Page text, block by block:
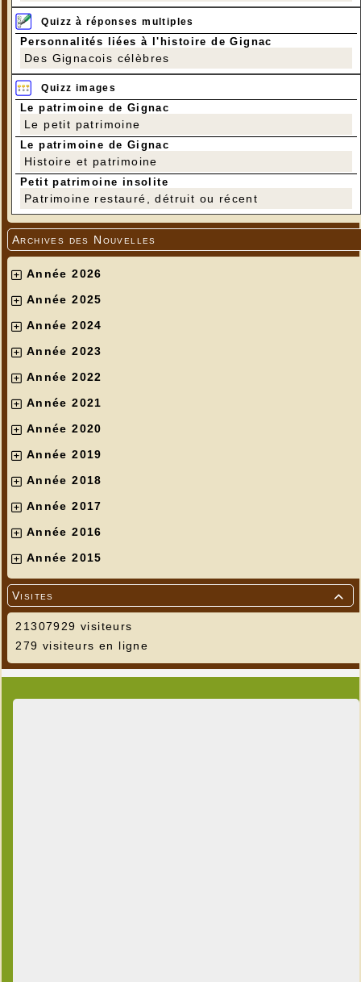
Quizz à réponses multiples
Personnalités liées à l'histoire de Gignac
Des Gignacois célèbres
Quizz images
Le patrimoine de Gignac
Le petit patrimoine
Le patrimoine de Gignac
Histoire et patrimoine
Petit patrimoine insolite
Patrimoine restauré, détruit ou récent
Archives des Nouvelles
Année 2026
Année 2025
Année 2024
Année 2023
Année 2022
Année 2021
Année 2020
Année 2019
Année 2018
Année 2017
Année 2016
Année 2015

Visites
21307929 visiteurs
279 visiteurs en ligne